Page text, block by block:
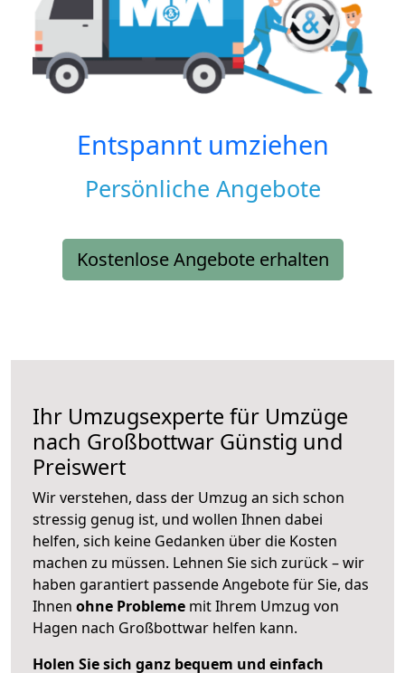
Entspannt umziehen
Persönliche Angebote
Kostenlose Angebote erhalten
Ihr Umzugsexperte für Umzüge
nach Großbottwar Günstig und
Preiswert
Wir verstehen, dass der Umzug an sich schon
stressig genug ist, und wollen Ihnen dabei
helfen, sich keine Gedanken über die Kosten
machen zu müssen. Lehnen Sie sich zurück – wir
haben garantiert passende Angebote für Sie, das
Ihnen ohne Probleme mit Ihrem Umzug von
Hagen nach Großbottwar helfen kann.
Holen Sie sich ganz bequem und einfach